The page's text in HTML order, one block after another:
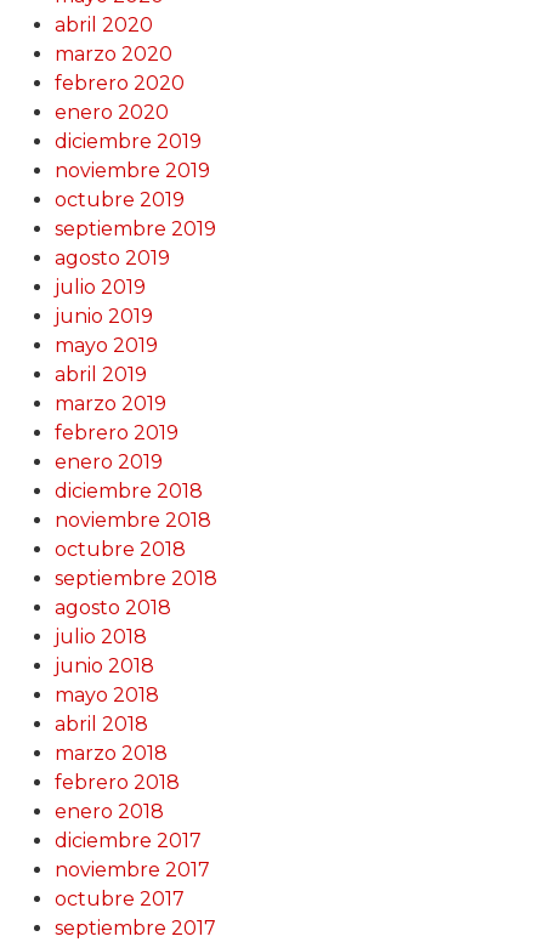
abril 2020
marzo 2020
febrero 2020
enero 2020
diciembre 2019
noviembre 2019
octubre 2019
septiembre 2019
agosto 2019
julio 2019
junio 2019
mayo 2019
abril 2019
marzo 2019
febrero 2019
enero 2019
diciembre 2018
noviembre 2018
octubre 2018
septiembre 2018
agosto 2018
julio 2018
junio 2018
mayo 2018
abril 2018
marzo 2018
febrero 2018
enero 2018
diciembre 2017
noviembre 2017
octubre 2017
septiembre 2017